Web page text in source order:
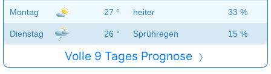
Montag 27 ° heiter 33 %
Dienstag 26 ° Sprühregen 15 %
Volle 9 Tages Prognose